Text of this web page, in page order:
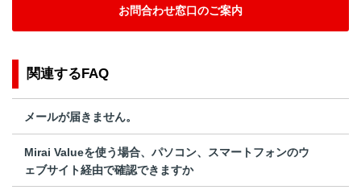
お問合わせ窓口のご案内
関連するFAQ
メールが届きません。
Mirai Valueを使う場合、パソコン、スマートフォンのウ
ェブサイト経由で確認できますか